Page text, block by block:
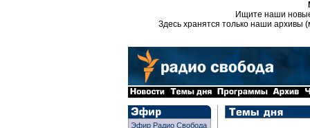
Ищите наши
Здесь хранятся только наши архивы
Эфир Радио Свобода